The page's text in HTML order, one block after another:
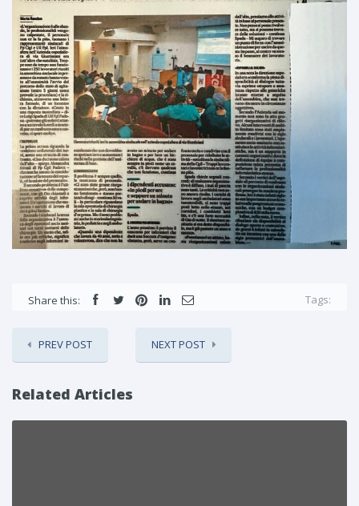
Share this: Tags:
PREV POST NEXT POST
Related Articles